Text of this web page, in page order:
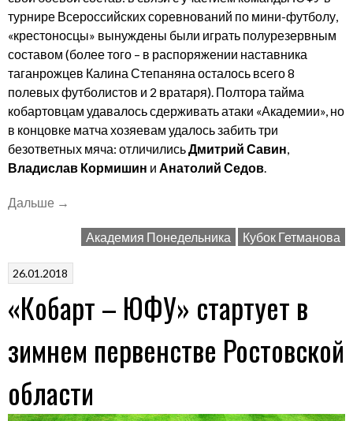
турнире Всероссийских соревнований по мини-футболу,
«крестоносцы» вынуждены были играть полурезервным
составом (более того – в распоряжении наставника
таганрожцев Калина Степаняна осталось всего 8
полевых футболистов и 2 вратаря). Полтора тайма
кобартовцам удавалось сдерживать атаки «Академии», но
в концовке матча хозяевам удалось забить три
безответных мяча: отличилисьДмитрий Савин,
Владислав Кормишин и Анатолий Седов.
Дальше ««Кобарт
ЮФУ»
в
сезоне
–
→
Академия Понедельника Кубок Гетманова
26.01.2018
«Кобарт – ЮФУ» стартует в
зимнем первенстве Ростовской
области